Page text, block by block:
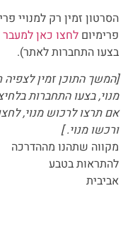
הסרטון זמין רק למנויי
פרימיום לחצו כאן למעבר
בצעו התחברות לאתר).
[המשך התוכן זמין
מנוי, בצעו התחברות
אם תרצו לרכוש מנוי,
ורכשו מנוי. ]
מקווה שתהנו מההדרכה
להתראות בטבע
אביבית